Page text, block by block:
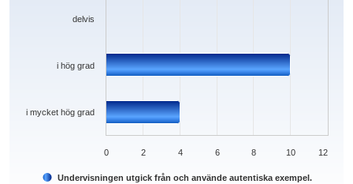
Undervisningen utgick från och använde autentiska exempel.
i mycket hög grad
i hög grad
delvis
0 2 4 6 8 10 12